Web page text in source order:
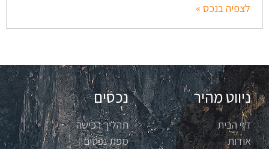
לצפיה בנכס »
ניווט מהיר
דף הבית
אודות
נכסים
תהליך רכישה
מפת נכסים